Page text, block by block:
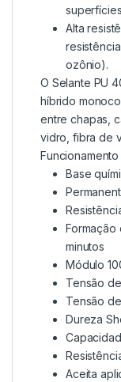
Alta
ozônio).
O Selante PU
híbrido
entre chapas,
vidro, fibra de
Funcionamento
Base
Formação
minutos
Módulo
Tensão
Tensão
Dureza
Aceita